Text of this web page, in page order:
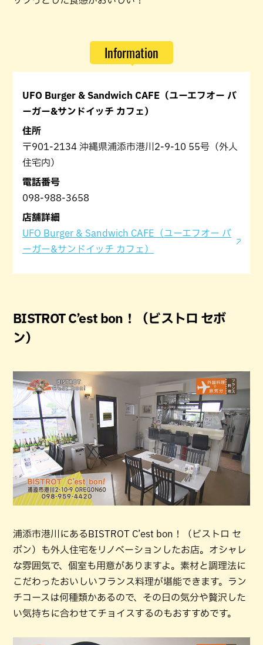
Information
UFO Burger & Sandwich CAFE（ユーエフオー バ
ーガー&サンドイッチ カフェ）
住所
〒901-2134 沖縄県浦添市港川2-9-10 55号（外人
住宅内）
電話番号
098-988-3658
店舗詳細
UFO Burger & Sandwich CAFE（ユーエフオー バ
ーガー&サンドイッチ カフェ）
BISTROT C’est bon！（ビストロ セボ
ン）
浦添市港川にあるBISTROT C’est bon！（ビストロ セ
ボン）も外人住宅をリノベーションしたお店。オシャレ
な雰囲気で、個室も用意がありますよ。素材と調理法に
こだわったおいしいフランス料理が堪能できます。ラン
チコースは何種類かあるので、その日の気分や贅沢した
い気持ちに合わせてチョイスするのもおすすめです。